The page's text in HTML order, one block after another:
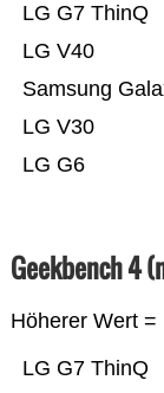
LG G6
LG V30
Samsung
LG V40
LG G7 ThinQ
Geekbench 4
Höherer Wert =
LG G7 ThinQ